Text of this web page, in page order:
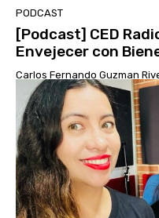
PODCAST
[Podcast] CED
Envejecer con
Carlos Fernando Guzman